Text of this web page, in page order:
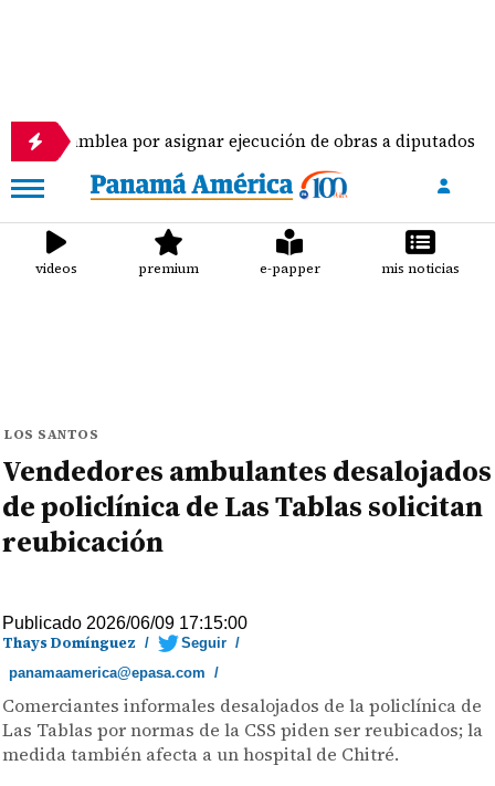
por asignar ejecución de obras a diputados
videos premium e-papper mis noticias
LOS SANTOS
Vendedores ambulantes desalojados
de policlínica de Las Tablas solicitan
reubicación
Publicado 2026/06/09 17:15:00
Thays Domínguez / Seguir /
panamaamerica@epasa.com /
Comerciantes informales desalojados de la policlínica de
Las Tablas por normas de la CSS piden ser reubicados; la
medida también afecta a un hospital de Chitré.